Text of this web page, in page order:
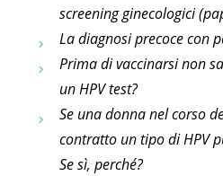
screening ginecologici
La diagnosi precoce con
Prima di vaccinarsi non
un HPV test?
Se una donna nel corso
contratto un tipo di HPV
Se sì, perché?